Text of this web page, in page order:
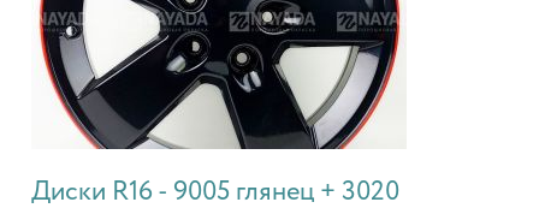
Диски R16 - 9005 глянец + 3020